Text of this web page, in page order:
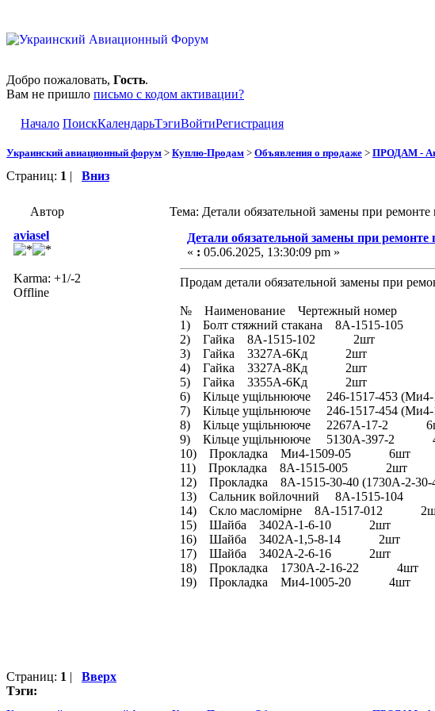
Добро пожаловать, Гость.
Вам не пришло письмо с кодом активации?
Начало ПоискКалендарьТэгиВойтиРегистрация
Украинский авиационный форум > Куплю-Продам > Объявления о продаже > ПРОДАМ -
Страниц: 1 | Вниз
Автор
Тема: Детали обязательной замены при
aviasel
Karma: +1/-2
Offline
Детали обязательной замены при ремонте
« : 05.06.2025, 13:30:09 pm »
Продам детали обязательной замены при
№ Наименование Чертежный номер
1) Болт стяжний стакана 8А-1515-
2) Гайка 8А-1515-102 2шт
3) Гайка 3327А-6Кд 2шт
4) Гайка 3327А-8Кд 2шт
5) Гайка 3355А-6Кд 2шт
6) Кільце ущільнююче 246-1517-453
7) Кільце ущільнююче 246-1517-454
8) Кільце ущільнююче 2267А-17-2
9) Кільце ущільнююче 5130А-397-2
10) Прокладка Ми4-1509-05 6шт
11) Прокладка 8А-1515-005 2шт
12) Прокладка 8А-1515-30-40 (1730А-
13) Сальник войлочний 8А-1515-
14) Скло масломірне 8А-1517-012
15) Шайба 3402А-1-6-10 2шт
16) Шайба 3402А-1,5-8-14 2шт
17) Шайба 3402А-2-6-16 2шт
18) Прокладка 1730А-2-16-22 4шт
19) Прокладка Ми4-1005-20 4шт
Страниц: 1 | Вверх
Тэги: